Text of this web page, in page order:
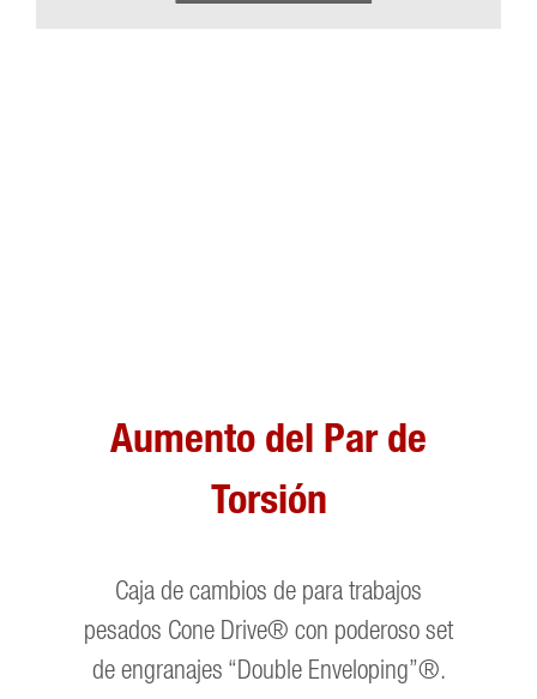
Aumento del Par de
Torsión
Caja de cambios de para trabajos
pesados Cone Drive® con poderoso set
de engranajes “Double Enveloping”®.